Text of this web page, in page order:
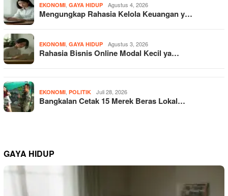
EKONOMI GAYA HIDUP Agustus 4, 2026
Mengungkap Rahasia Kelola Keuangan y…
EKONOMI GAYA HIDUP Agustus 3, 2026
Rahasia Bisnis Online Modal Kecil ya…
EKONOMI POLITIK Juli 28, 2026
Bangkalan Cetak 15 Merek Beras Lokal…
GAYA HIDUP